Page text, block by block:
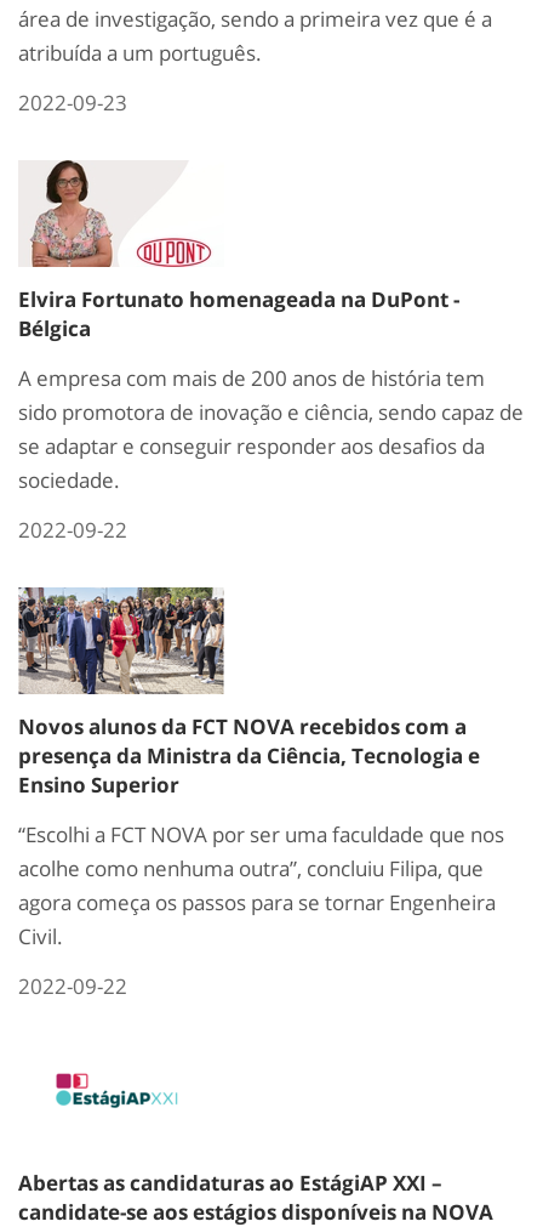
área de investigação, sendo a primeira vez que é a
atribuída a um português.
2022-09-23
Elvira Fortunato homenageada na DuPont -
Bélgica
A empresa com mais de 200 anos de história tem
sido promotora de inovação e ciência, sendo capaz de
se adaptar e conseguir responder aos desafios da
sociedade.
2022-09-22
Novos alunos da FCT NOVA recebidos com a
presença da Ministra da Ciência, Tecnologia e
Ensino Superior
“Escolhi a FCT NOVA por ser uma faculdade que nos
acolhe como nenhuma outra”, concluiu Filipa, que
agora começa os passos para se tornar Engenheira
Civil.
2022-09-22
Abertas as candidaturas ao EstágiAP XXI –
candidate-se aos estágios disponíveis na NOVA